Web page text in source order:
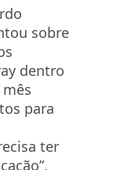
sobre
dentro
para
ter